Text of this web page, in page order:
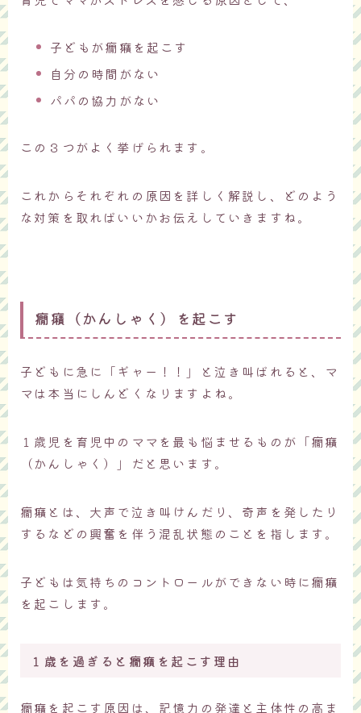
子どもが癇癪を起こす
自分の時間がない
パパの協力がない
この３つがよく挙げられます。
これからそれぞれの原因を詳しく解説し、どのよう
な対策を取ればいいかお伝えしていきますね。
癇癪（かんしゃく）を起こす
子どもに急に「ギャー！！」と泣き叫ばれると、マ
マは本当にしんどくなりますよね。
１歳児を育児中のママを最も悩ませるものが「癇癪
（かんしゃく）」だと思います。
癇癪とは、大声で泣き叫けんだり、奇声を発したり
するなどの興奮を伴う混乱状態のことを指します。
子どもは気持ちのコントロールができない時に癇癪
を起こします。
１歳を過ぎると癇癪を起こす理由
癇癪を起こす原因は、記憶力の発達と主体性の高ま